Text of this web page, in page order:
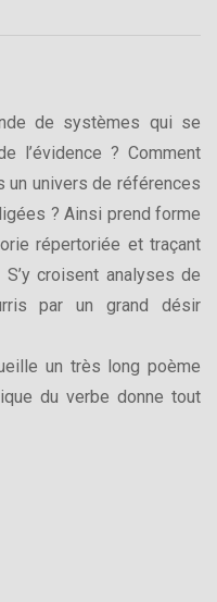
de systèmes qui se
l’évidence ? Comment
un univers de références
? Ainsi prend forme
répertoriée et traçant
croisent analyses de
par un grand désir
un très long poème
du verbe donne tout